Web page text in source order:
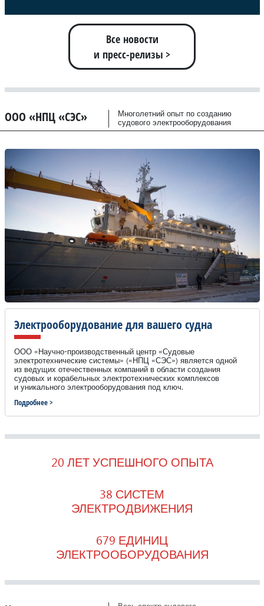
Все новости
и пресс-релизы >
ООО «НПЦ «СЭС»
Многолетний опыт по созданию
судового электрооборудования
Электрооборудование для вашего судна
ООО «Научно-производственный центр «Судовые
электротехнические системы» («НПЦ «СЭС») является одной
из ведущих отечественных компаний в области создания
судовых и корабельных электротехнических комплексов
и уникального электрооборудования под ключ.
Подробнее >
20 ЛЕТ УСПЕШНОГО ОПЫТА
38 СИСТЕМ
ЭЛЕКТРОДВИЖЕНИЯ
679 ЕДИНИЦ
ЭЛЕКТРООБОРУДОВАНИЯ